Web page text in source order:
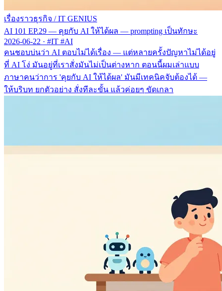
เรื่องราวธุรกิจ / IT GENIUS
AI 101 EP.29 — คุยกับ AI ให้ได้ผล — prompting เป็นทักษะ
2026-06-22 · #IT #AI
คนชอบบ่นว่า AI ตอบไม่ได้เรื่อง — แต่หลายครั้งปัญหาไม่ได้อยู่
ที่ AI โง่ มันอยู่ที่เราสั่งมันไม่เป็นต่างหาก ตอนนี้ผมเล่าแบบ
ภาษาคนว่าการ 'คุยกับ AI ให้ได้ผล' มันมีเทคนิคจับต้องได้ —
ให้บริบท ยกตัวอย่าง สั่งทีละขั้น แล้วค่อยๆ ขัดเกลา